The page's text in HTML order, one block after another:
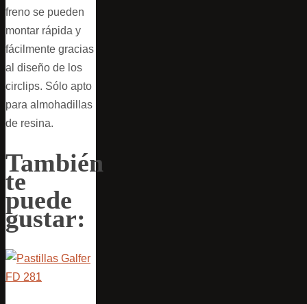
freno se pueden
montar rápida y
fácilmente gracias
al diseño de los
circlips. Sólo apto
para almohadillas
de resina.
También
te
puede
gustar: